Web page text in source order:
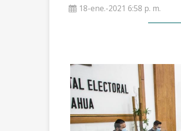
18-ene.-2021 6:58 p. m.